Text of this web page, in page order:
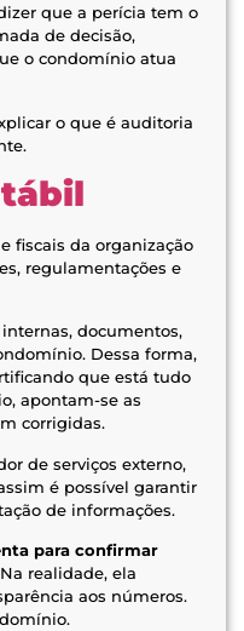
que a perícia tem o
de decisão,
o condomínio atua
o que é auditoria
fiscais da organização
regulamentações e
documentos,
Dessa forma,
que está tudo
apontam-se as
corrigidas.
de serviços externo,
é possível garantir
de informações.
para confirmar
realidade, ela
aos números.